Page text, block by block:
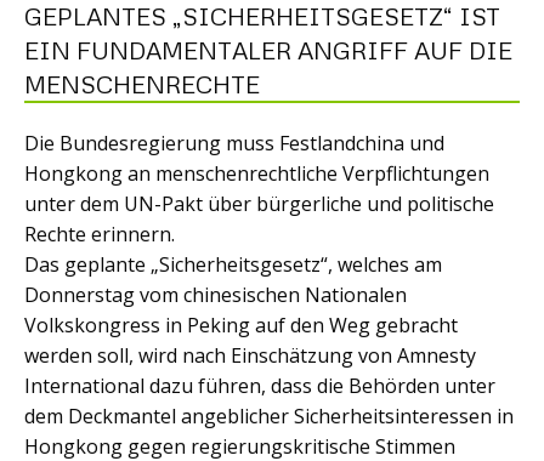
GEPLANTES „SICHERHEITSGESETZ“ IST
EIN FUNDAMENTALER ANGRIFF AUF DIE
MENSCHENRECHTE
Die Bundesregierung muss Festlandchina und
Hongkong an menschenrechtliche Verpflichtungen
unter dem UN-Pakt über bürgerliche und politische
Rechte erinnern.
Das geplante „Sicherheitsgesetz“, welches am
Donnerstag vom chinesischen Nationalen
Volkskongress in Peking auf den Weg gebracht
werden soll, wird nach Einschätzung von Amnesty
International dazu führen, dass die Behörden unter
dem Deckmantel angeblicher Sicherheitsinteressen in
Hongkong gegen regierungskritische Stimmen